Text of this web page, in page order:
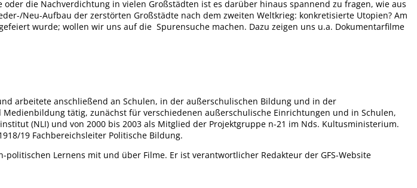
die Nachverdichtung in vielen Großstädten ist es darüber hinaus spannend zu fragen, wie aus
Neu-Aufbau der zerstörten Großstädte nach dem zweiten Weltkrieg: konkretisierte Utopien? Am
wurde; wollen wir uns auf die Spurensuche machen. Dazu zeigen uns u.a. Dokumentarfilme
arbeitete anschließend an Schulen, in der außerschulischen Bildung und in der
tätig, zunächst für verschiedenen außerschulische Einrichtungen und in Schulen,
(NLI) und von 2000 bis 2003 als Mitglied der Projektgruppe n-21 im Nds. Kultusministerium.
19 Fachbereichsleiter Politische Bildung.
Lernens mit und über Filme. Er ist verantwortlicher Redakteur der GFS-Website